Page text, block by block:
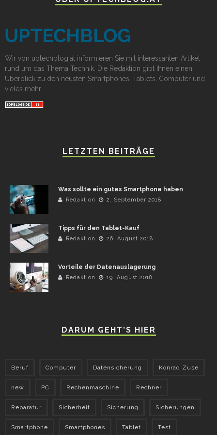
Wir von uptechblog.at informieren Sie mit interessanten Artikel
rund um das Thema Technik. Die Redaktion gibt Ihnen einen
Überblick zu den neusten Smartphones, Tablets, Computer und
vieles mehr.
LETZTEN BEITRÄGE
Was sollte ein gutes Smartphone haben
Redaktion 2. September 2018
Tipps für den Tablet-Kauf
Redaktion 26. August 2018
Vorteile der Datenauslagerung
Redaktion 19. August 2018
DARUM GEHT’S HIER
Beruf Computer Datensicherung Konrad Zuse
new PC Rechenmaschine Rechner
Reparatur Sicherheit Sicherung Sicherungen
Smartphone Smartphones Tablet Test